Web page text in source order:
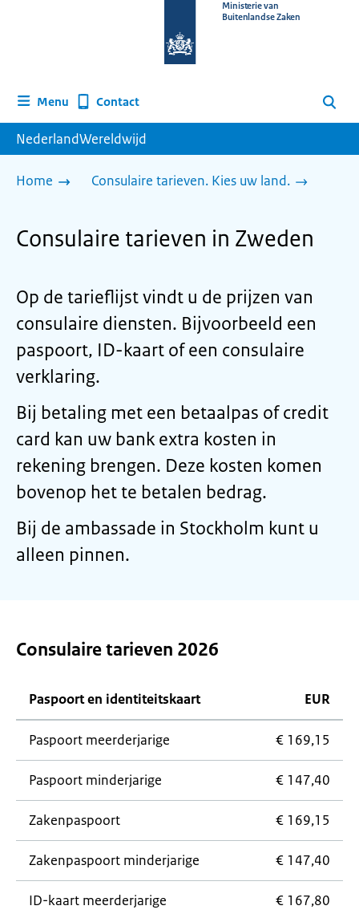
homepage
Ministerie van
Buitenlandse Zaken
Menu Contact Zoeken
NederlandWereldwijd
Home Consulaire tarieven. Kies uw land.
Consulaire tarieven in Zweden
Op de tarieflijst vindt u de prijzen van
consulaire diensten. Bijvoorbeeld een
paspoort, ID-kaart of een consulaire
verklaring.
Bij betaling met een betaalpas of credit
card kan uw bank extra kosten in
rekening brengen. Deze kosten komen
bovenop het te betalen bedrag.
Bij de ambassade in Stockholm kunt u
alleen pinnen.
Consulaire tarieven 2026
Paspoort en identiteitskaart EUR
Paspoort meerderjarige € 169,15
Paspoort minderjarige € 147,40
Zakenpaspoort € 169,15
Zakenpaspoort minderjarige € 147,40
ID-kaart meerderjarige € 167,80